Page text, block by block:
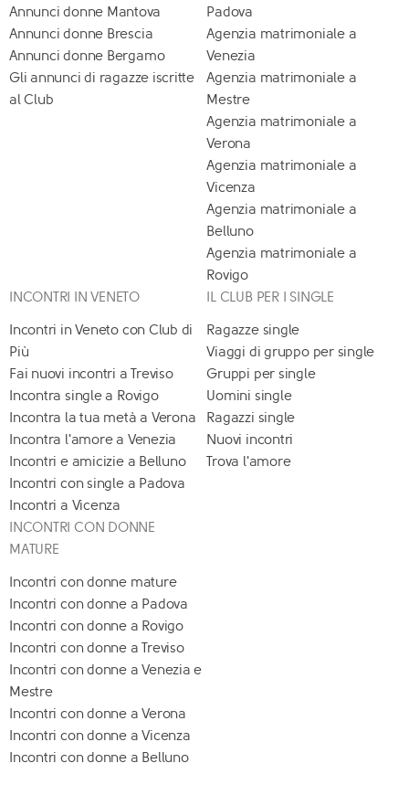
Annunci donne Mantova
Annunci donne Brescia
Annunci donne Bergamo
Gli annunci di ragazze iscritte
al Club
Padova
Agenzia matrimoniale a
Venezia
Agenzia matrimoniale a
Mestre
Agenzia matrimoniale a
Verona
Agenzia matrimoniale a
Vicenza
Agenzia matrimoniale a
Belluno
Agenzia matrimoniale a
Rovigo
INCONTRI IN VENETO
Incontri in Veneto con Club di
Più
Fai nuovi incontri a Treviso
Incontra single a Rovigo
Incontra la tua metà a Verona
Incontra l'amore a Venezia
Incontri e amicizie a Belluno
Incontri con single a Padova
Incontri a Vicenza
IL CLUB PER I SINGLE
Ragazze single
Viaggi di gruppo per single
Gruppi per single
Uomini single
Ragazzi single
Nuovi incontri
Trova l'amore
INCONTRI CON DONNE
MATURE
Incontri con donne mature
Incontri con donne a Padova
Incontri con donne a Rovigo
Incontri con donne a Treviso
Incontri con donne a Venezia e
Mestre
Incontri con donne a Verona
Incontri con donne a Vicenza
Incontri con donne a Belluno